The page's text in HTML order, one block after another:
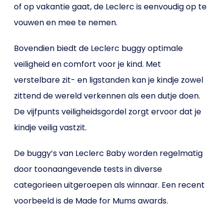
of op vakantie gaat, de Leclerc is eenvoudig op te
vouwen en mee te nemen.
Bovendien biedt de Leclerc buggy optimale
veiligheid en comfort voor je kind. Met
verstelbare zit- en ligstanden kan je kindje zowel
zittend de wereld verkennen als een dutje doen.
De vijfpunts veiligheidsgordel zorgt ervoor dat je
kindje veilig vastzit.
De buggy’s van Leclerc Baby worden regelmatig
door toonaangevende tests in diverse
categorieen uitgeroepen als winnaar. Een recent
voorbeeld is de Made for Mums awards.